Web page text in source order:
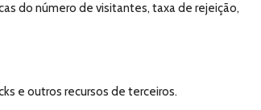
do número de visitantes, taxa de rejeição,
e outros recursos de terceiros.